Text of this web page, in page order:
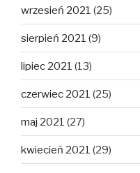
wrzesień 2021 (25)
sierpień 2021 (9)
lipiec 2021 (13)
czerwiec 2021 (25)
maj 2021 (27)
kwiecień 2021 (29)